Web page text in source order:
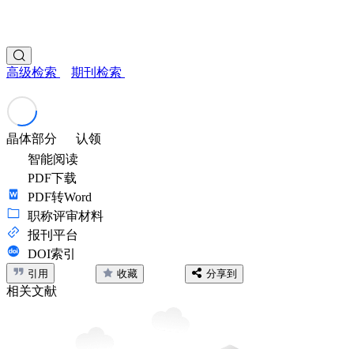
高级检索 期刊检索
晶体部分
认领
智能阅读
PDF下载
PDF转Word
职称评审材料
报刊平台
DOI索引
引用 收藏 分享到
相关文献